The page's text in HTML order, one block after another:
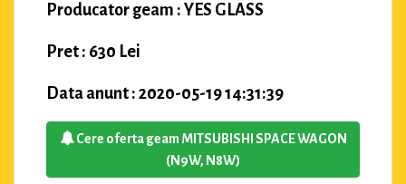
Producator geam : YES GLASS
Pret : 630 Lei
Data anunt : 2020-05-19 14:31:39
Cere oferta geam MITSUBISHI SPACE WAGON
(N9W, N8W)